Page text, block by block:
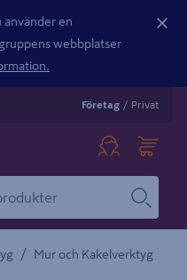
använder en
webbplatser
Företag / Privat
/ Mur och Kakelverktyg